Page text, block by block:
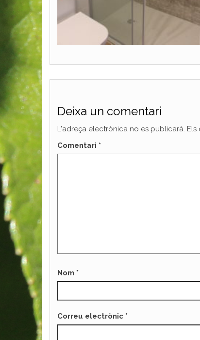
Deixa un comentari
L'adreça electrònica no es publicarà. Els
Comentari *
Nom *
Correu electrònic *